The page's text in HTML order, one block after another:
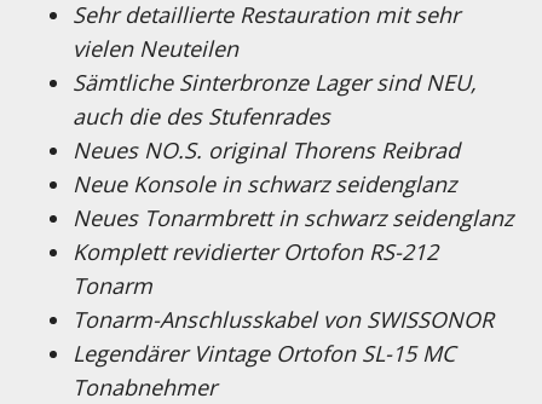
Sehr detaillierte Restauration mit sehr
vielen Neuteilen
Sämtliche Sinterbronze Lager sind NEU,
auch die des Stufenrades
Neues NO.S. original Thorens Reibrad
Neue Konsole in schwarz seidenglanz
Neues Tonarmbrett in schwarz seidenglanz
Komplett revidierter Ortofon RS-212
Tonarm
Tonarm-Anschlusskabel von SWISSONOR
Legendärer Vintage Ortofon SL-15 MC
Tonabnehmer